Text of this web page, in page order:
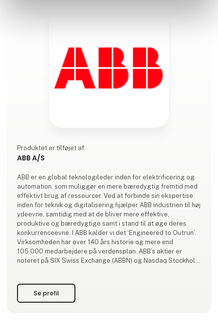
Produktet er tilføjet af:
ABB A/S
ABB er en global teknologileder inden for elektrificering og
automation, som muliggør en mere bæredygtig fremtid med
effektivt brug af ressourcer. Ved at forbinde sin ekspertise
inden for teknik og digitalisering hjælper ABB industrien til høj
ydeevne, samtidig med at de bliver mere effektive,
produktive og bæredygtige samt i stand til at øge deres
konkurrenceevne. I ABB kalder vi det ‘Engineered to Outrun’.
Virksomheden har over 140 års historie og mere end
105.000 medarbejdere på verdensplan. ABB’s aktier er
noteret på SIX Swiss Exchange (ABBN) og Nasdaq Stockholm
Se profil